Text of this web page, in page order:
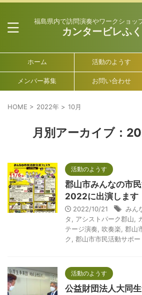
福島県内で訪問演奏やワークショッ
カンタービレふ
ホーム 活動のようす
メンバー募集 お問い合わせ
HOME > 2022年 > 10月
月別アーカイブ：
活動のようす
郡山市みんなの市
2022に出演します
2022/10/21
みん
タ
アシストパーク郡山
テージ演奏
吹奏楽 郡山
ク
郡山市市民活動サポ
活動のようす
公益財団法人大同